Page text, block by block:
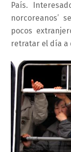
País.
norcoreanos’
pocos
retratar el día a